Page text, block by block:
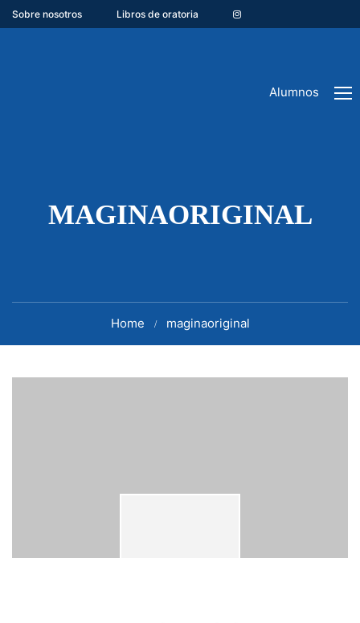
Sobre nosotros Libros de oratoria
Alumnos
MAGINAORIGINAL
Home maginaoriginal